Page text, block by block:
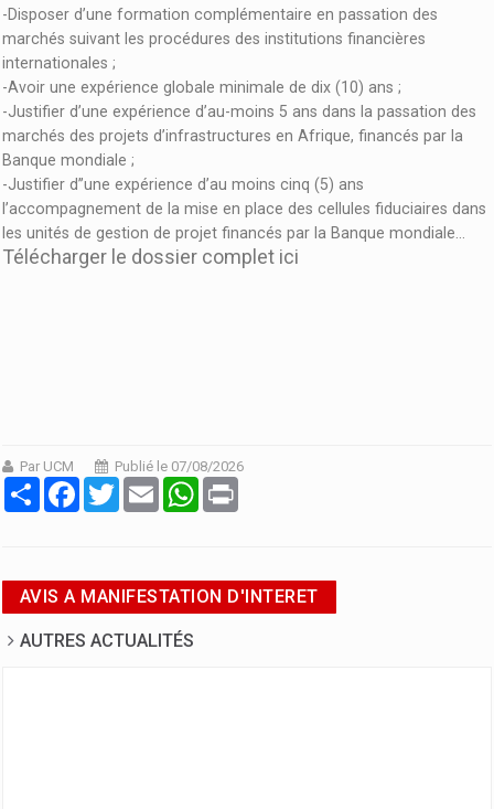
-Disposer d’une formation complémentaire en passation des
marchés suivant les procédures des institutions financières
internationales ;
-Avoir une expérience globale minimale de dix (10) ans ;
-Justifier d’une expérience d’au-moins 5 ans dans la passation des
marchés des projets d’infrastructures en Afrique, financés par la
Banque mondiale ;
-Justifier d’’une expérience d’au moins cinq (5) ans
l’accompagnement de la mise en place des cellules fiduciaires dans
les unités de gestion de projet financés par la Banque mondiale...
Télécharger le dossier complet ici
Par UCM
Publié le 07/08/2026
PartagerFacebook
Twitter Email WhatsApp
AVIS A MANIFESTATION D'INTERET
AUTRES ACTUALITÉS